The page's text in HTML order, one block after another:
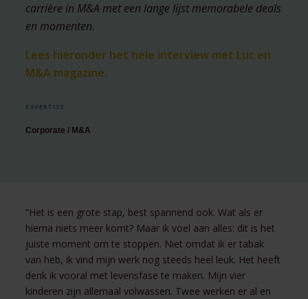
carrière in M&A met een lange lijst memorabele deals
en momenten.
Lees hieronder het hele interview met Luc en
M&A magazine.
EXPERTISE
Corporate / M&A
“Het is een grote stap, best spannend ook. Wat als er
hierna niets meer komt? Maar ik voel aan alles: dit is het
juiste moment om te stoppen. Niet omdat ik er tabak
van heb, ik vind mijn werk nog steeds heel leuk. Het heeft
denk ik vooral met levensfase te maken. Mijn vier
kinderen zijn allemaal volwassen. Twee werken er al en